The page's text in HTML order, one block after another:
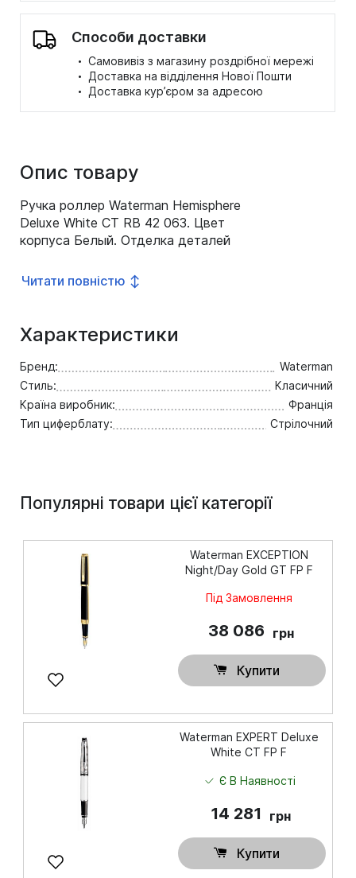
Способи доставки
· Самовивіз з магазину роздрібної мережі
· Доставка на відділення Нової Пошти
· Доставка кур’єром за адресою
Опис товару
Ручка роллер Waterman Hemisphere
Deluxe White CT RB 42 063. Цвет
корпуса Белый. Отделка деталей
покрытия Глянцевый лак. Цвет
колпачка Металлический.
корпуса Латунь.
Читати повністю ↕
Характеристики
Бренд:
Waterman
Стиль:
Класичний
Країна виробник:
Франція
Тип циферблату:
Стрілочний
Популярні товари цієї категорії
Waterman EXCEPTION
Night/Day Gold GT FP F
Під Замовлення
38 086 грн
Купити
Waterman EXPERT Deluxe
White CT FP F
Є В Наявності
14 281 грн
Купити